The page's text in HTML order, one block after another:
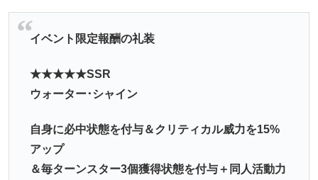
イベント限定報酬の礼装
★★★★★SSR
ウォーター･シャイン
自身に必中状態を付与＆クリティカル威力を15%
アップ
＆毎ターンスター3個獲得状態を付与＋同人活動力